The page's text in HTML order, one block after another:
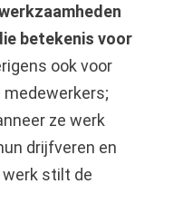
betekenis voor
ook voor
medewerkers;
ze werk
drijfveren en
stilt de